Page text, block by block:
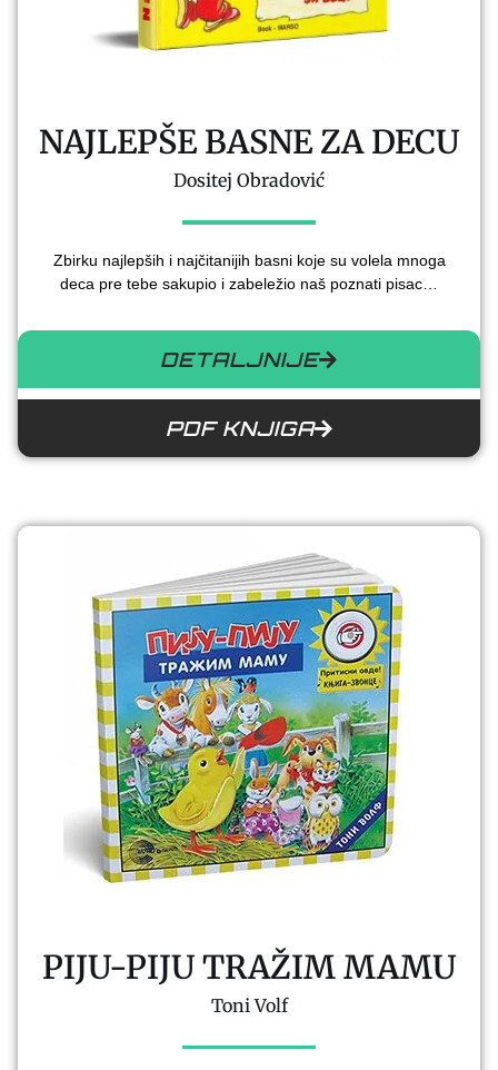
NAJLEPŠE BASNE ZA DECU
Dositej Obradović
Zbirku najlepših i najčitanijih basni koje su volela mnoga
deca pre tebe sakupio i zabeležio naš poznati pisac…
DETALJNIJE
PDF KNJIGA
PIJU-PIJU TRAŽIM MAMU
Toni Volf